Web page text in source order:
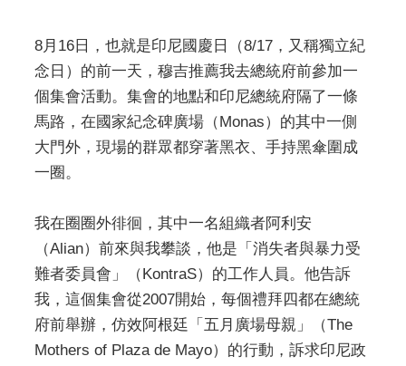
8月16日，也就是印尼國慶日（8/17，又稱獨立紀
念日）的前一天，穆吉推薦我去總統府前參加一
個集會活動。集會的地點和印尼總統府隔了一條
馬路，在國家紀念碑廣場（Monas）的其中一側
大門外，現場的群眾都穿著黑衣、手持黑傘圍成
一圈。
我在圈圈外徘徊，其中一名組織者阿利安
（Alian）前來與我攀談，他是「消失者與暴力受
難者委員會」（KontraS）的工作人員。他告訴
我，這個集會從2007開始，每個禮拜四都在總統
府前舉辦，仿效阿根廷「五月廣場母親」（The
Mothers of Plaza de Mayo）的行動，訴求印尼政